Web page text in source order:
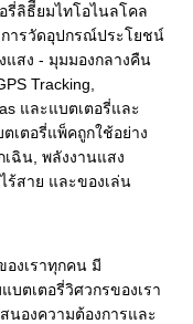
รี่ลิธีียมไทโอไนลโคล
การวัดอุปกรณ์ประโยชน์
แสง - มุมมองกลางคืน
Tracking,
และแบตเตอรี่และ
เตอรี่แพ็คถูกใช้อย่าง
ฉิน, พลังงานแสง
ร้สาย และของเล่น
งเราทุกคน มี
ตเตอรี่วิศวกรของเรา
องความต้องการและ